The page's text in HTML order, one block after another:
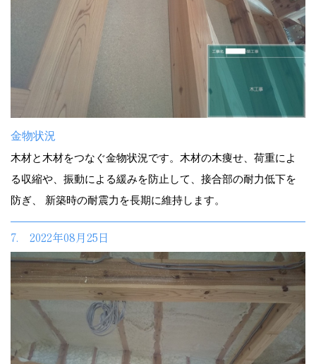
金物状況
木材と木材をつなぐ金物状況です。木材の木痩せ、荷重によ
る収縮や、振動による緩みを防止して、接合部の耐力低下を
防ぎ、 新築時の耐震力を長期に維持します。
7. 2022年08月25日